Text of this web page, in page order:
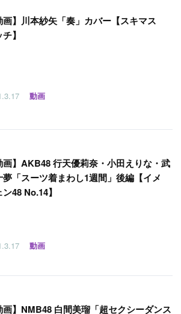
画】川本紗矢「奏」カバー【スキマス
】
動画
画】AKB48 行天優莉奈・小田えりな・武
夢「スーツ着まわし1週間」後編【イメ
48 No.14】
動画
画】NMB48 白間美瑠「超セクシーダンス